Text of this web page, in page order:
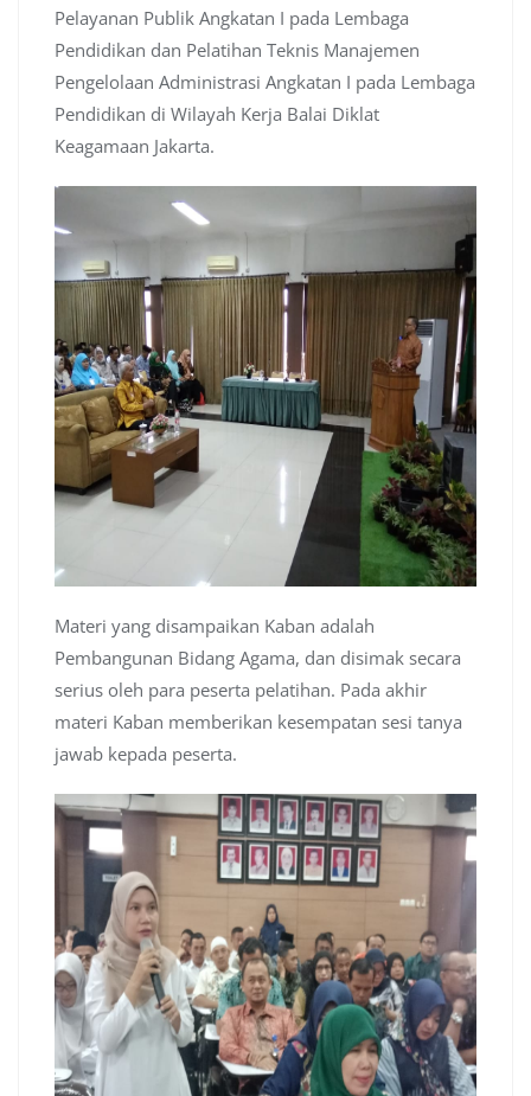
Pelayanan Publik Angkatan I pada Lembaga
Pendidikan dan Pelatihan Teknis Manajemen
Pengelolaan Administrasi Angkatan I pada Lembaga
Pendidikan di Wilayah Kerja Balai Diklat
Keagamaan Jakarta.
Materi yang disampaikan Kaban adalah
Pembangunan Bidang Agama, dan disimak secara
serius oleh para peserta pelatihan. Pada akhir
materi Kaban memberikan kesempatan sesi tanya
jawab kepada peserta.